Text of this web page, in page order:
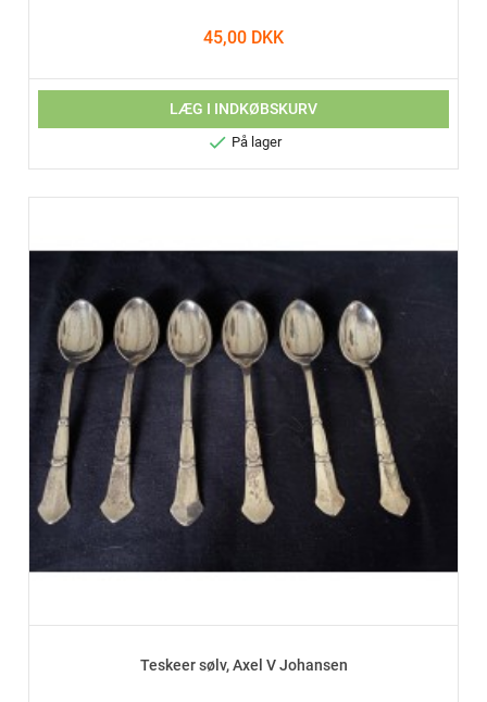
45,00 DKK
LÆG I INDKØBSKURV
 På lager
Teskeer sølv, Axel V Johansen